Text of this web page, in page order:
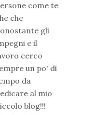
come te
che
gli
e il
cerco
un po' di
da
al mio
blog!!!